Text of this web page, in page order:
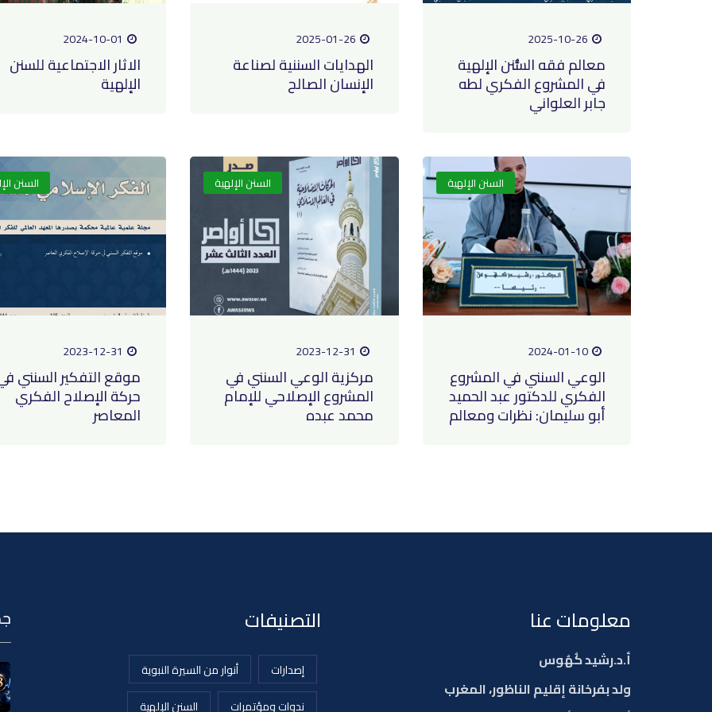
2025-10-26
معالم فقه السُّنن الإلهية
في المشروع الفكري لطه
جابر العلواني
2025-01-26
الهدايات السننية لصناعة
الإنسان الصالح
2024-10-01
الاثار الاجتماعية للسنن
الإلهية
السنن الإلهية
2024-01-10
الوعي السنني في المشروع
الفكري للدكتور عبد الحميد
أبو سليمان: نظرات ومعالم
السنن الإلهية
2023-12-31
مركزية الوعي السنني في
المشروع الإصلاحي للإمام
محمد عبده
السنن
2023-12-31
موقع التفكير السنني
حركة الإصلاح الفكري
المعاصر
معلومات عنا
أ.د.رشيد كُهُوس
ولد بفرخانة إقليم الناظور، المغرب
التصنيفات
إصدارات
أنوار من السيرة النبوية
ندوات ومؤتمرات
السنن الإلهية